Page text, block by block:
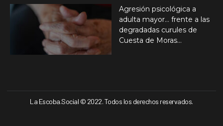
Agresión psicológica a
adulta mayor… frente a las
degradadas curules de
Cuesta de Moras…
La Escoba.Social © 2022. Todos los derechos reservados.